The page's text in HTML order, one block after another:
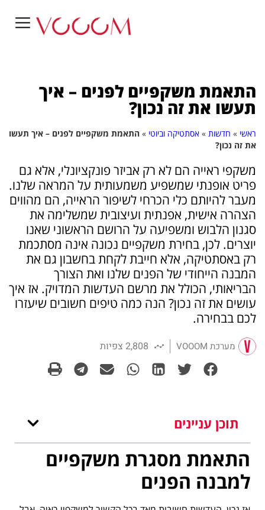
התאמת משקפיים לפנים – איך
תעשו את זה נכון?
ראשי » חדשות » אסתטיקה וביוטי » התאמת משקפיים לפנים – איך תעשו
את זה נכון?
משקפי ראייה הם לא רק אביזר פונקציונלי, אלא גם
פריט אופנתי שמשפיע משמעותית על המראה שלנו.
מעבר להיותם כלי הכרחי לשיפור הראייה, הם מהווים
הצהרה אישית, אפנתית ועיצובית שמשלימה את
סגנון הלבוש ומשפיעה על הרושם הראשוני שאנו
יוצרים. לכן, בחירת משקפיים נכונה אינה מסתכמת
רק באסתטיקה, אלא חייבת לקחת בחשבון גם את
המבנה הייחודי של הפנים שלנו ואת הצורך
הבריאותי, הכולל את מרשם העדשות המדויק. אז איך
עושים את זה נכון? הנה כמה טיפים חשובים שיעזרו
לכם בבחירה.
מערכת VOOOM 2,808 צפיות
תוכן עניינים
התאמת מסגרת משקפיים
למבנה הפנים